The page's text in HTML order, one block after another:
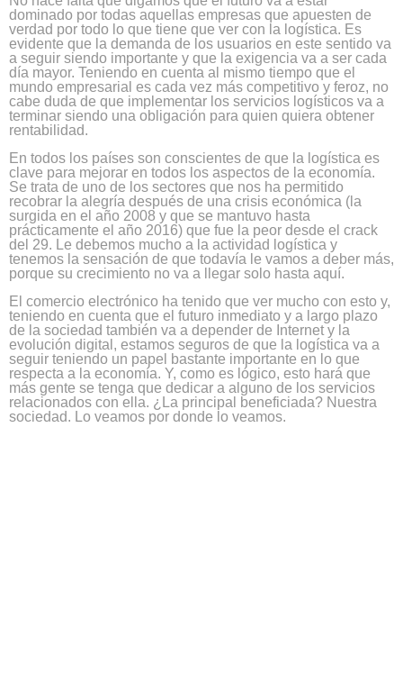
dominado por todas aquellas empresas que apuesten de
verdad por todo lo que tiene que ver con la logística. Es
evidente que la demanda de los usuarios en este sentido va
a seguir siendo importante y que la exigencia va a ser cada
día mayor. Teniendo en cuenta al mismo tiempo que el
mundo empresarial es cada vez más competitivo y feroz, no
cabe duda de que implementar los servicios logísticos va a
terminar siendo una obligación para quien quiera obtener
rentabilidad.
En todos los países son conscientes de que la logística es
clave para mejorar en todos los aspectos de la economía.
Se trata de uno de los sectores que nos ha permitido
recobrar la alegría después de una crisis económica (la
surgida en el año 2008 y que se mantuvo hasta
prácticamente el año 2016) que fue la peor desde el crack
del 29. Le debemos mucho a la actividad logística y
tenemos la sensación de que todavía le vamos a deber más,
porque su crecimiento no va a llegar solo hasta aquí.
El comercio electrónico ha tenido que ver mucho con esto y,
teniendo en cuenta que el futuro inmediato y a largo plazo
de la sociedad también va a depender de Internet y la
evolución digital, estamos seguros de que la logística va a
seguir teniendo un papel bastante importante en lo que
respecta a la economía. Y, como es lógico, esto hará que
más gente se tenga que dedicar a alguno de los servicios
relacionados con ella. ¿La principal beneficiada? Nuestra
sociedad. Lo veamos por donde lo veamos.